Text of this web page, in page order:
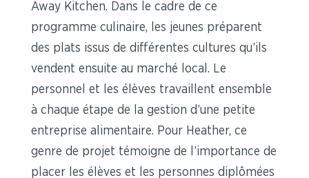
Away Kitchen. Dans le cadre de ce
programme culinaire, les jeunes préparent
des plats issus de différentes cultures qu’ils
vendent ensuite au marché local. Le
personnel et les élèves travaillent ensemble
à chaque étape de la gestion d’une petite
entreprise alimentaire. Pour Heather, ce
genre de projet témoigne de l’importance de
placer les élèves et les personnes diplômées